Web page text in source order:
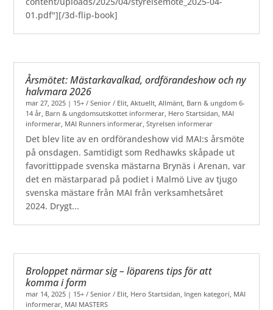
01.pdf"][/3d-flip-book]
Årsmötet: Mästarkavalkad, ordförandeshow och ny
halvmara 2026
mar 27, 2025 | 15+ / Senior / Elit,Aktuellt,Allmänt, Barn & ungdom 6-
14 år, Barn & ungdomsutskottet informerar, Hero Startsidan, MAI
informerar, MAI Runners informerar,Styrelsen informerar
Det blev lite av en ordförandeshow vid MAI:s årsmöte
på onsdagen. Samtidigt som Redhawks skåpade ut
favorittippade svenska mästarna Brynäs i Arenan, var
det en mästarparad på podiet i Malmö Live av tjugo
svenska mästare från MAI från verksamhetsåret
2024. Drygt...
Broloppet närmar sig – löparens tips för att
komma i form
mar 14, 2025 | 15+ / Senior / Elit, Hero Startsidan, Ingen kategori, MAI
informerar, MAI MASTERS